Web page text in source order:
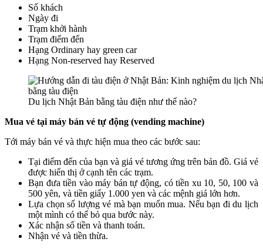
Số khách
Ngày đi
Trạm khởi hành
Trạm điểm đến
Hạng Ordinary hay green car
Hạng Non-reserved hay Reserved
Du lịch Nhật Bản bằng tàu điện như thế nào?
Mua vé tại máy bán vé tự động (vending machine)
Tới máy bán vé và thực hiện mua theo các bước sau:
Tại điểm đến của bạn và giá vé tương ứng trên bản đồ. Giá vé
được hiển thị ở cạnh tên các trạm.
Bạn đưa tiền vào máy bán tự động, có tiền xu 10, 50, 100 và
500 yên, và tiền giấy 1.000 yen và các mệnh giá lớn hơn.
Lựa chọn số lượng vé mà bạn muốn mua. Nếu bạn đi du lịch
một mình có thể bỏ qua bước này.
Xác nhận số tiền và thanh toán.
Nhận vé và tiền thừa.